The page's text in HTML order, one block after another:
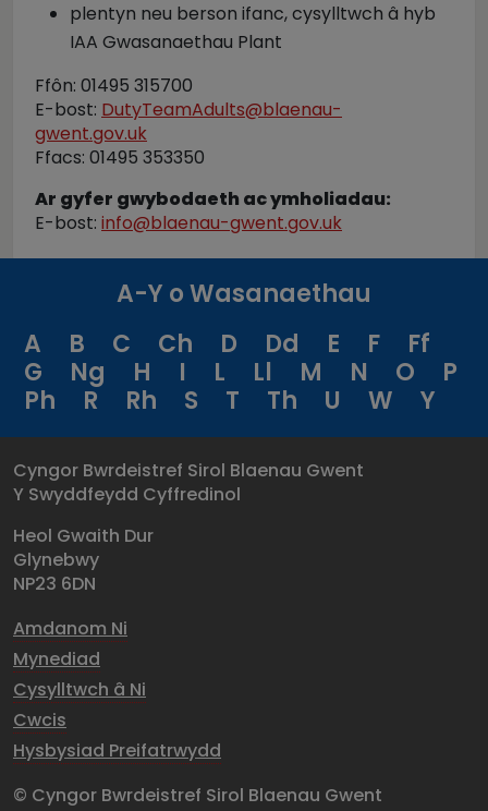
plentyn neu berson ifanc, cysylltwch â hyb
IAA Gwasanaethau Plant
Ffôn: 01495 315700
E-bost: DutyTeamAdults@blaenau-
gwent.gov.uk
Ffacs: 01495 353350
Ar gyfer gwybodaeth ac ymholiadau:
E-bost: info@blaenau-gwent.gov.uk
A-Y o Wasanaethau
A
B C Ch D Dd E F
Ff
G
Ng H I L Ll M N O
P
Ph
R Rh S T Th U W Y
Cyngor Bwrdeistref Sirol Blaenau Gwent
Y Swyddfeydd Cyffredinol
Heol Gwaith Dur
Glynebwy
NP23 6DN
Amdanom Ni
Mynediad
Cysylltwch â Ni
Cwcis
Hysbysiad Preifatrwydd
© Cyngor Bwrdeistref Sirol Blaenau Gwent